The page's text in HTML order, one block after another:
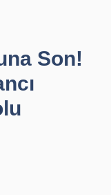
Son!